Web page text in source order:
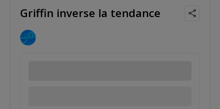
Griffin inverse la tendance